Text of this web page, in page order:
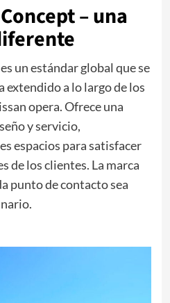
– una
un estándar global que se
extendido a lo largo de los
opera. Ofrece una
y servicio,
espacios para satisfacer
de los clientes. La marca
punto de contacto sea